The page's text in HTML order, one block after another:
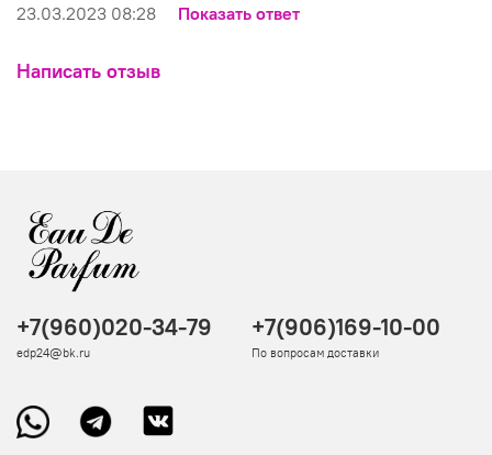
23.03.2023 08:28
Показать ответ
Написать отзыв
+7(960)020-34-79
edp24@bk.ru
+7(906)169-10-00
По вопросам доставки